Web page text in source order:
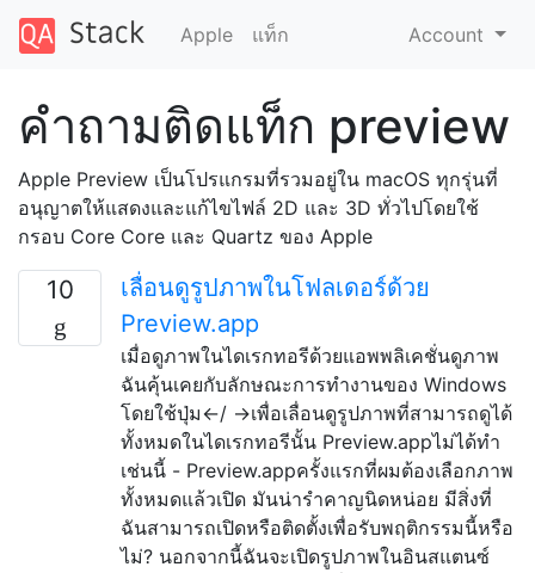
Apple แท็ก Account
คำถามติดแท็ก preview
Apple Preview เป็นโปรแกรมที่รวมอยู่ใน macOS ทุกรุ่นที่
อนุญาตให้แสดงและแก้ไขไฟล์ 2D และ 3D ทั่วไปโดยใช้
กรอบ Core Core และ Quartz ของ Apple
10
เลื่อนดูรูปภาพในโฟลเดอร์ด้วย
Preview.app
เมื่อดูภาพในไดเรกทอรีด้วยแอพพลิเคชั่นดูภาพ
ฉันคุ้นเคยกับลักษณะการทำงานของ Windows
โดยใช้ปุ่ม←/ →เพื่อเลื่อนดูรูปภาพที่สามารถดูได้
ทั้งหมดในไดเรกทอรีนั้น Preview.appไม่ได้ทำ
เช่นนี้ - Preview.appครั้งแรกที่ผมต้องเลือกภาพ
ทั้งหมดแล้วเปิด มันน่ารำคาญนิดหน่อย มีสิ่งที่
ฉันสามารถเปิดหรือติดตั้งเพื่อรับพฤติกรรมนี้หรือ
ไม่? นอกจากนี้ฉันจะเปิดรูปภาพในอินสแตนซ์